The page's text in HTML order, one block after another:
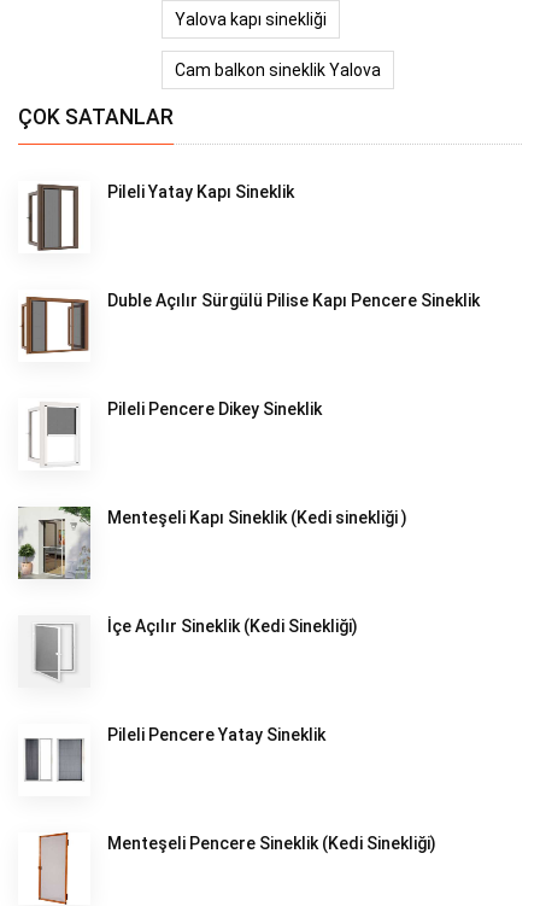
Yalova kapı sinekliği
Cam balkon sineklik Yalova
ÇOK SATANLAR
Pileli Yatay Kapı Sineklik
Duble Açılır Sürgülü Pilise Kapı Pencere Sineklik
Pileli Pencere Dikey Sineklik
Menteşeli Kapı Sineklik (Kedi sinekliği )
İçe Açılır Sineklik (Kedi Sinekliği)
Pileli Pencere Yatay Sineklik
Menteşeli Pencere Sineklik (Kedi Sinekliği)